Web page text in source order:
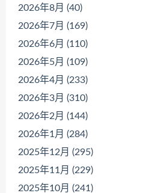
2026年8月 (40)
2026年7月 (169)
2026年6月 (110)
2026年5月 (109)
2026年4月 (233)
2026年3月 (310)
2026年2月 (144)
2026年1月 (284)
2025年12月 (295)
2025年11月 (229)
2025年10月 (241)